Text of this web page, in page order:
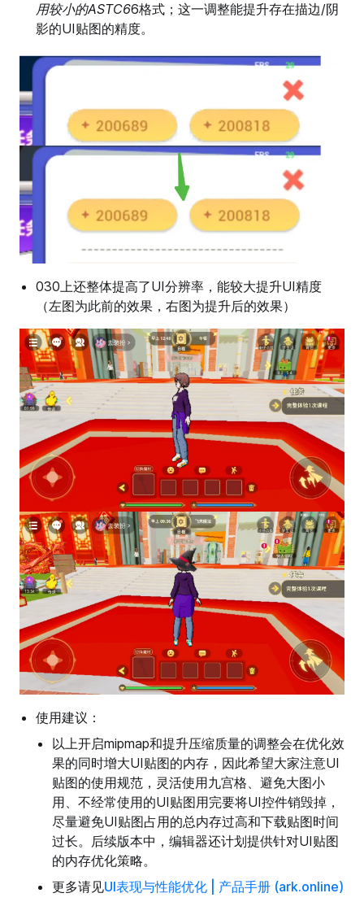
用较小的ASTC66格式；这一调整能提升存在描边/阴
影的UI贴图的精度。
030上还整体提高了UI分辨率，能较大提升UI精度
（左图为此前的效果，右图为提升后的效果）
使用建议：
以上开启mipmap和提升压缩质量的调整会在优化效
果的同时增大UI贴图的内存，因此希望大家注意UI
贴图的使用规范，灵活使用九宫格、避免大图小
用、不经常使用的UI贴图用完要将UI控件销毁掉，
尽量避免UI贴图占用的总内存过高和下载贴图时间
过长。后续版本中，编辑器还计划提供针对UI贴图
的内存优化策略。
更多请见UI表现与性能优化 | 产品手册 (ark.online)